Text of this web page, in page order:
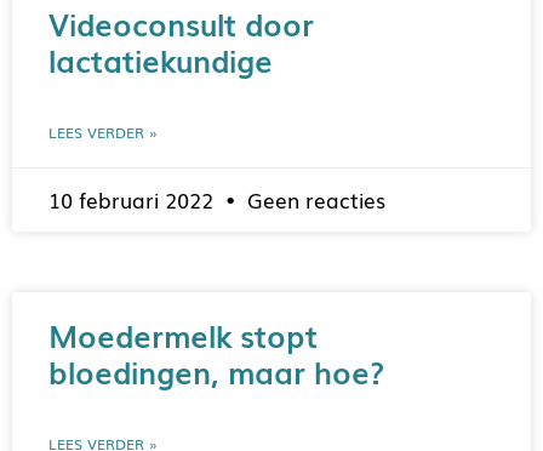
Videoconsult door
lactatiekundige
LEES VERDER »
10 februari 2022 Geen reacties
Moedermelk stopt
bloedingen, maar hoe?
LEES VERDER »